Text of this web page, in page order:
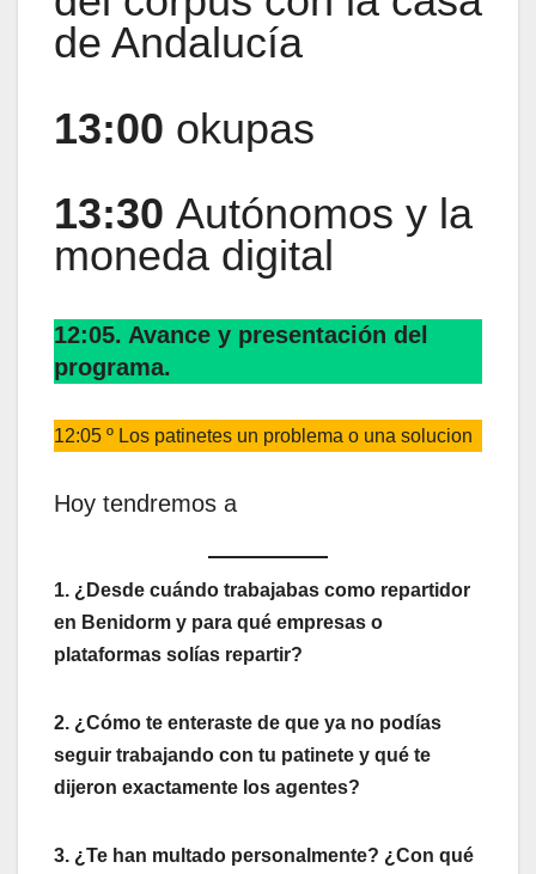
de Andalucía
13:00 okupas
13:30 Autónomos y la
moneda digital
12:05. Avance y presentación del
programa.
12:05 º Los patinetes un problema o una solucion
Hoy tendremos a
1. ¿Desde cuándo trabajabas como repartidor
en Benidorm y para qué empresas o
plataformas solías repartir?
2. ¿Cómo te enteraste de que ya no podías
seguir trabajando con tu patinete y qué te
dijeron exactamente los agentes?
3. ¿Te han multado personalmente? ¿Con qué